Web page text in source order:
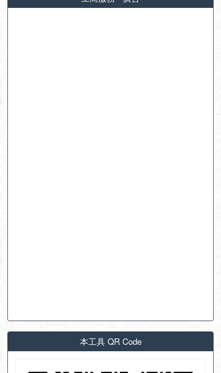
本工具 QR Code